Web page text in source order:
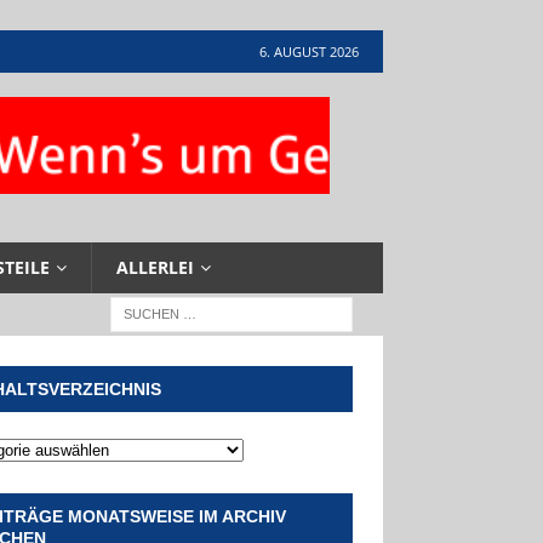
6. AUGUST 2026
ALLERLEI
MONATSWEISE IM ARCHIV